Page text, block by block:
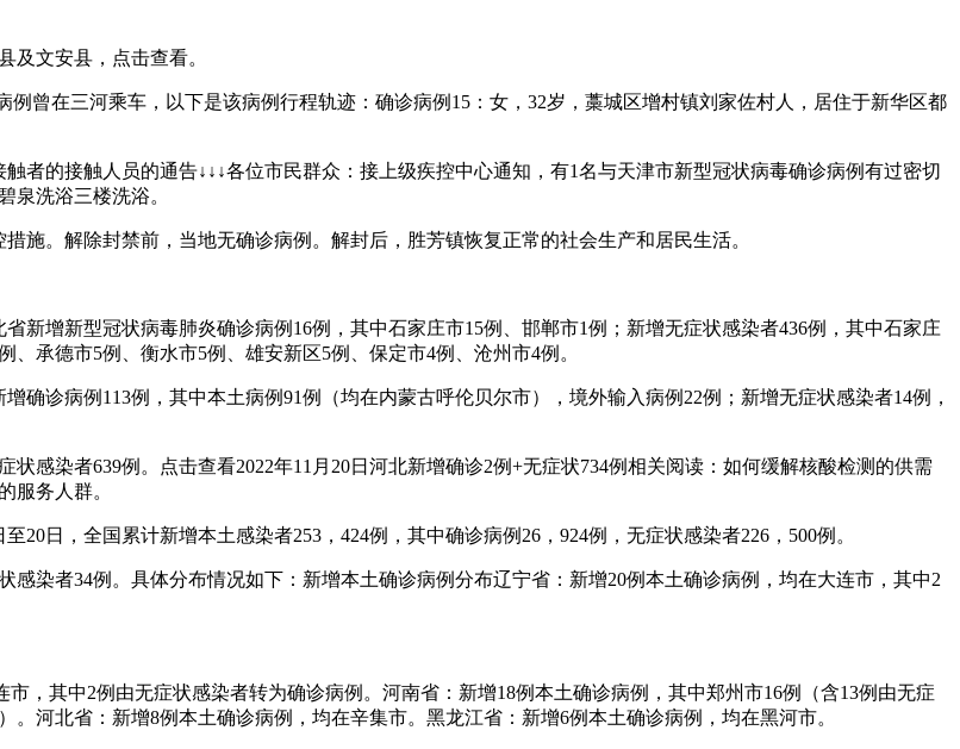
及文安县，点击查看。
曾在三河乘车，以下是该病例行程轨迹：确诊病例15：女，32岁，藁城区增村镇刘家佐村人，居住于新华区都
者的接触人员的通告↓↓↓各位市民群众：接上级疾控中心通知，有1名与天津市新型冠状病毒确诊病例有过密切
泉洗浴三楼洗浴。
施。解除封禁前，当地无确诊病例。解封后，胜芳镇恢复正常的社会生产和居民生活。
新增新型冠状病毒肺炎确诊病例16例，其中石家庄市15例、邯郸市1例；新增无症状感染者436例，其中石家庄
承德市5例、衡水市5例、雄安新区5例、保定市4例、沧州市4例。
确诊病例113例，其中本土病例91例（均在内蒙古呼伦贝尔市），境外输入病例22例；新增无症状感染者14例，
感染者639例。点击查看2022年11月20日河北新增确诊2例+无症状734例相关阅读：如何缓解核酸检测的供需
服务人群。
日，全国累计新增本土感染者253，424例，其中确诊病例26，924例，无症状感染者226，500例。
染者34例。具体分布情况如下：新增本土确诊病例分布辽宁省：新增20例本土确诊病例，均在大连市，其中2
，其中2例由无症状感染者转为确诊病例。河南省：新增18例本土确诊病例，其中郑州市16例（含13例由无症
河北省：新增8例本土确诊病例，均在辛集市。黑龙江省：新增6例本土确诊病例，均在黑河市。